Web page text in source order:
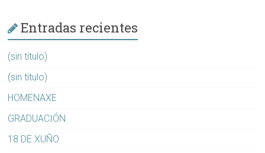
Entradas recientes
(sin título)
(sin título)
HOMENAXE
GRADUACIÓN
18 DE XUÑO